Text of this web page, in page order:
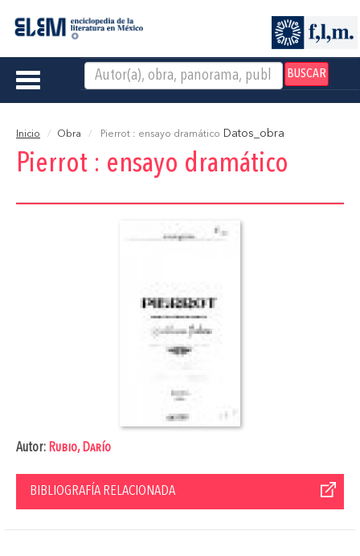
BUSCAR
Toggle
Inicio Obra Pierrot : ensayo dramático Datos_obra
Pierrot : ensayo dramático
Autor: Rubio, Darío
BIBLIOGRAFÍA RELACIONADA